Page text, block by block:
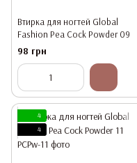
Втирка для ногтей Global
Fashion Pea Cock Powder 09
98 грн
4
4